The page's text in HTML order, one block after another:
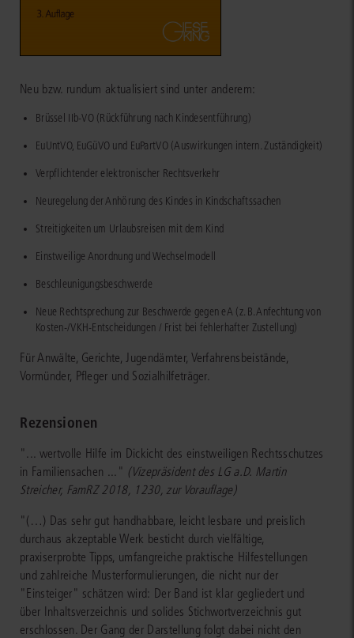
Neu bzw. rundum aktualisiert sind unter anderem:
Brüssel IIb-VO (Rückführung nach Kindesentführung)
EuUntVO, EuGüVO und EuPartVO (Auswirkungen intern. Zuständigkeit)
Verpflichtender elektronischer Rechtsverkehr
Neuregelung der Anhörung des Kindes in Kindschaftssachen
Streitigkeiten um Urlaubsreisen mit dem Kind
Einstweilige Anordnung und Wechselmodell
Beschleunigungsbeschwerde
Neue Rechtsprechung zur Beschwerde gegen eA (z. B. Anfechtung von
Kosten-/VKH-Entscheidungen / Frist bei fehlerhafter Zustellung)
Für Anwälte, Gerichte, Jugendämter, Verfahrensbeistände,
Vormünder, Pfleger und Sozialhilfeträger.
Rezensionen
"... wertvolle Hilfe im Dickicht des einstweiligen Rechtsschutzes
in Familiensachen ..." (Vizepräsident des LG a.D. Martin
Streicher, FamRZ 2018, 1230, zur Vorauflage)
"(…) Das sehr gut handhabbare, leicht lesbare und preislich
durchaus akzeptable Werk besticht durch vielfältige,
praxiserprobte Tipps, umfangreiche praktische Hilfestellungen
und zahlreiche Musterformulierungen, die nicht nur der
"Einsteiger" schätzen wird: Der Band ist klar gegliedert und
über Inhaltsverzeichnis und solides Stichwortverzeichnis gut
erschlossen. Der Gang der Darstellung folgt dabei nicht den